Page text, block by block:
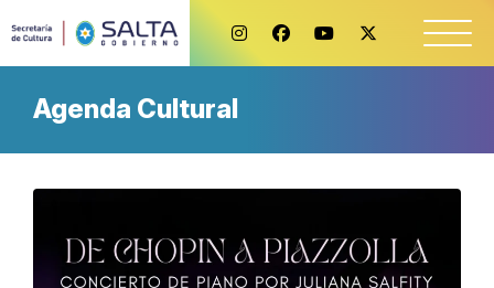
Agenda Cultural